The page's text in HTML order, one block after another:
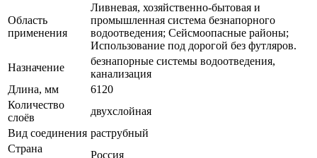
Область
применения
Ливневая, хозяйственно-бытовая и
промышленная система безнапорного
водоотведения; Сейсмоопасные районы;
Использование под дорогой без футляров.
Назначение
безнапорные системы водоотведения,
канализация
Длина, мм
6120
Количество
слоёв
двухслойная
Вид соединения раструбный
Страна
Россия